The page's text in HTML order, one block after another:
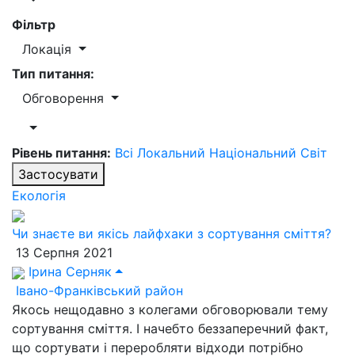
Фільтр
Локація
Тип питання:
Обговорення
Рівень питання: Всі Локальний Національний Світ
Застосувати
Екологія
Чи знаєте ви якісь лайфхаки з сортування сміття?
13 Серпня 2021
Ірина Серняк
Івано-Франківський район
Якось нещодавно з колегами обговорювали тему
сортування сміття. І начебто беззаперечний факт,
що сортувати і переробляти відходи потрібно